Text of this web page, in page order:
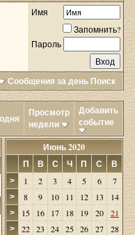
Имя
Запомнить?
Пароль
Сообщения за день Поиск
Просмотр
недели
Добавить
событие
Июнь 2020
П
В С Ч П С В
> 1 2 3 4 5 6 7
> 8 9 10 11 12 13 14
> 15 16 17 18 19 20 21
> 22 23 24 25 26 27 28